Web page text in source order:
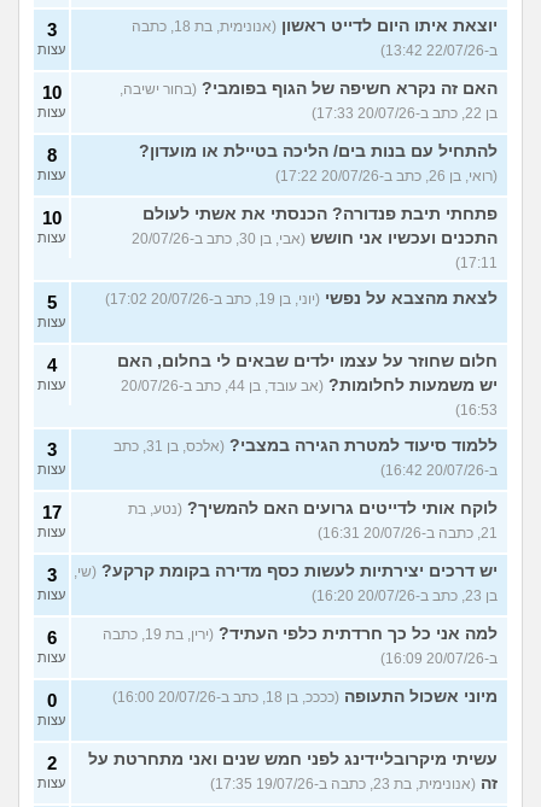
יוצאת איתו היום לדייט ראשון
(אנונימית, בת 18, כתבה
ב-22/07/26 13:42)
3
עצות
האם זה נקרא חשיפה של הגוף בפומבי? (בחור ישיבה,
בן 22, כתב ב-20/07/26 17:33)
10
עצות
להתחיל עם בנות בים/ הליכה בטיילת או מועדון?
(רואי, בן 26, כתב ב-20/07/26 17:22)
8
עצות
פתחתי תיבת פנדורה? הכנסתי את אשתי לעולם
התכנים ועכשיו אני חושש
(אבי, בן 30, כתב ב-20/07/26
17:11)
10
עצות
לצאת מהצבא על נפשי (יוני, בן 19, כתב ב-20/07/26 17:02) 5
עצות
חלום שחוזר על עצמו ילדים שבאים לי בחלום, האם
יש משמעות לחלומות?
(אב עובד, בן 44, כתב ב-20/07/26
16:53)
4
עצות
ללמוד סיעוד למטרת הגירה במצבי?
(אלכס, בן 31, כתב
ב-20/07/26 16:42)
3
עצות
לוקח אותי לדייטים גרועים האם להמשיך? (נטע, בת
21, כתבה ב-20/07/26 16:31)
17
עצות
יש דרכים יצירתיות לעשות כסף מדירה בקומת קרקע? (שי,
בן 23, כתב ב-20/07/26 16:20)
3
עצות
למה אני כל כך חרדתית כלפי העתיד?
(ירין, בת 19, כתבה
ב-20/07/26 16:09)
6
עצות
מיוני אשכול התעופה (ככככ, בן 18, כתב ב-20/07/26 16:00) 0
עצות
עשיתי מיקרובליידינג לפני חמש שנים ואני מתחרטת על
זה (אנונימית, בת 23, כתבה ב-19/07/26 17:35)
2
עצות